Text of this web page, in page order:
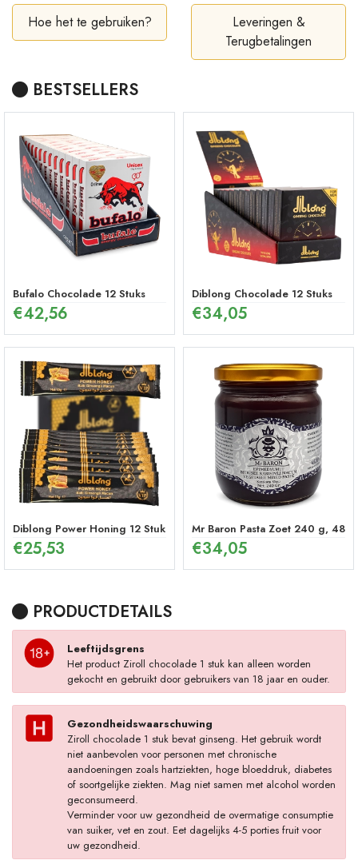
Hoe het te gebruiken?
Leveringen &
Terugbetalingen
BESTSELLERS
Bufalo Chocolade 12 Stuks
€42,56
Diblong Chocolade 12 Stuks
€34,05
Diblong Power Honing 12 Stuks
€25,53
Mr Baron Pasta Zoet 240 g, 48
€34,05
PRODUCTDETAILS
Leeftijdsgrens
Het product Ziroll chocolade 1 stuk kan alleen worden
gekocht en gebruikt door gebruikers van 18 jaar en ouder.
Gezondheidswaarschuwing
Ziroll chocolade 1 stuk bevat ginseng. Het gebruik wordt
niet aanbevolen voor personen met chronische
aandoeningen zoals hartziekten, hoge bloeddruk, diabetes
of soortgelijke ziekten. Mag niet samen met alcohol worden
geconsumeerd.
Verminder voor uw gezondheid de overmatige consumptie
van suiker, vet en zout. Eet dagelijks 4-5 porties fruit voor
uw gezondheid.